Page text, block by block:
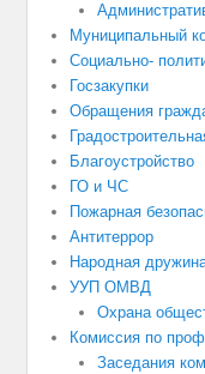
Муниципальный
Социально-
Госзакупки
Обращения
Благоустройство
ГО и ЧС
Пожарная
Антитеррор
Народная
УУП ОМВД
Охрана
Комиссия по
Заседания